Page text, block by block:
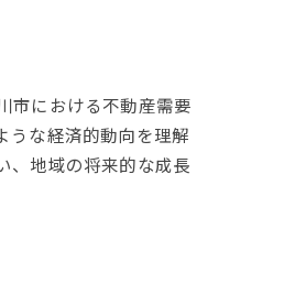
市における不動産需要
うな経済的動向を理解
、地域の将来的な成長